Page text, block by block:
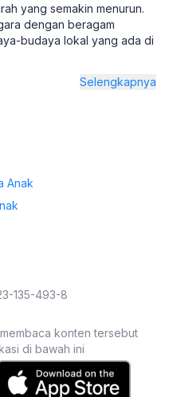
yang semakin menurun.
dengan beragam
budaya lokal yang ada di
Selengkapnya
Anak
135-493-8
konten tersebut
di bawah ini